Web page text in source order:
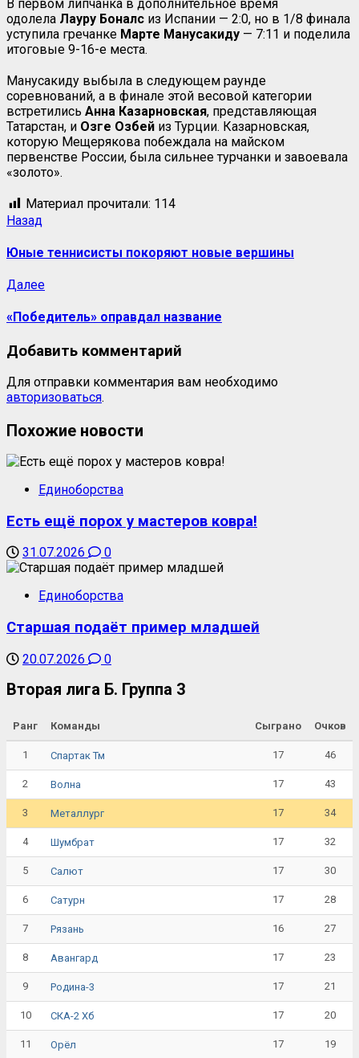
В первом липчанка в дополнительное время
одолела Лауру Боналс из Испании — 2:0, но в 1/8 финала
уступила гречанке Марте Манусакиду — 7:11 и поделила
итоговые 9-16-е места.
Манусакиду выбыла в следующем раунде
соревнований, а в финале этой весовой категории
встретились Анна Казарновская, представляющая
Татарстан, и Озге Озбей из Турции. Казарновская,
которую Мещерякова побеждала на майском
первенстве России, была сильнее турчанки и завоевала
«золото».
Материал прочитали: 114
Назад
Юные теннисисты покоряют новые вершины
Далее
«Победитель» оправдал название
Добавить комментарий
Для отправки комментария вам необходимо
авторизоваться.
Похожие новости
Единоборства
Есть ещё порох у мастеров ковра!
31.07.2026 0
Единоборства
Старшая подаёт пример младшей
20.07.2026 0
Вторая лига Б. Группа 3
Ранг Команды Сыграно Очков
1 Спартак Тм 17 46
2 Волна 17 43
3 Металлург 17 34
4 Шумбрат 17 32
5 Салют 17 30
6 Сатурн 17 28
7 Рязань 16 27
8 Авангард 17 23
9 Родина-3 17 21
10 СКА-2 Хб 17 20
11 Орёл 17 19